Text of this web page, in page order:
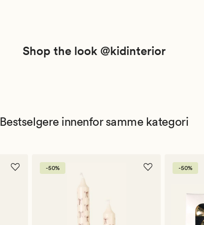
Shop the look @kidinterior
Bestselgere innenfor samme kategori
-50% -50%